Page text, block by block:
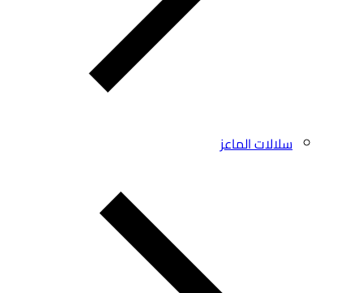
سلالات الماعز